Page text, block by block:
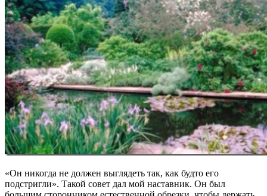
«Он никогда не должен выглядеть так, как будто его
подстригли». Такой совет дал мой наставник. Он был